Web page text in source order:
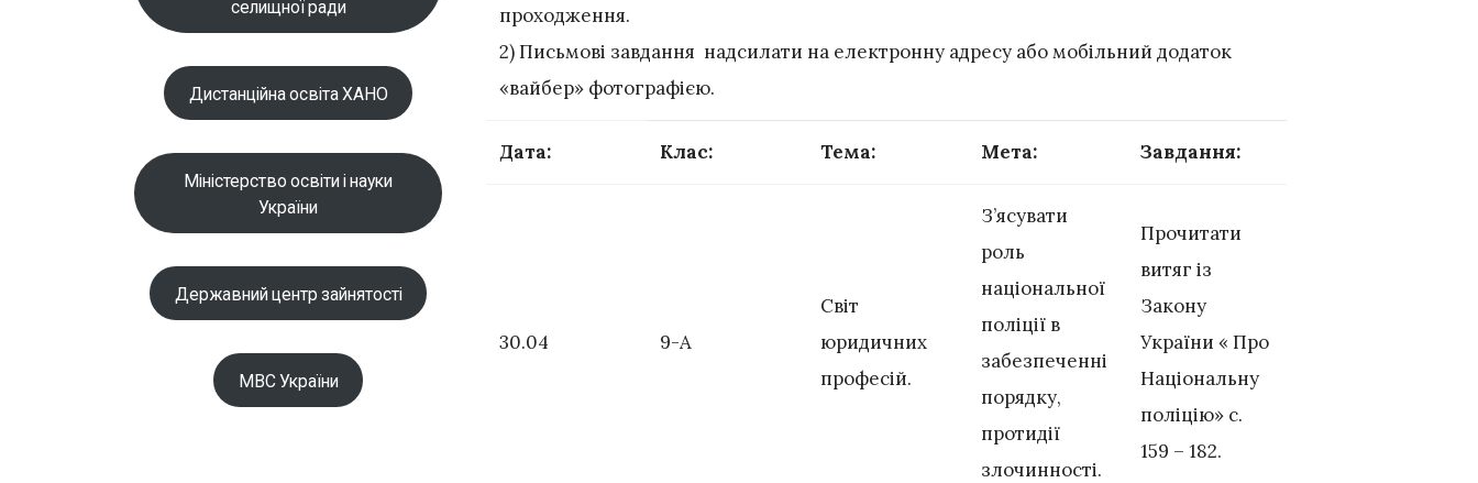
проходження.
2) Письмові завдання надсилати на електронну адресу або мобільний додаток
«вайбер» фотографією.
Дата: Клас: Тема: Мета: Завдання:
30.04 9-А
Світ
юридичних
професій.
З’ясувати
роль
національної
поліції в
забезпеченні
порядку,
протидії
злочинності.
Прочитати
витяг із
Закону
України « Про
Національну
поліцію» с.
159 – 182.
селищної ради
Дистанційна освіта ХАНО
Міністерство освіти і науки
України
Державний центр зайнятості
МВС України